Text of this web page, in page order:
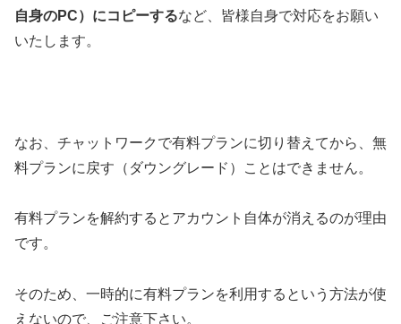
自身のPC）にコピーするなど、皆様自身で対応をお願い
いたします。
なお、チャットワークで有料プランに切り替えてから、無
料プランに戻す（ダウングレード）ことはできません。
有料プランを解約するとアカウント自体が消えるのが理由
です。
そのため、一時的に有料プランを利用するという方法が使
えないので、ご注意下さい。